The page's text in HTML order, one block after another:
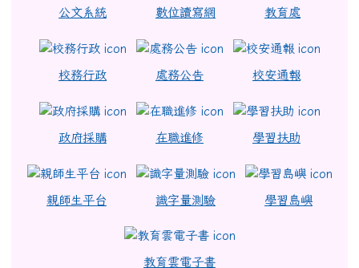
公文系統 數位讀寫網 教育處
校務行政 處務公告 校安通報
政府採購 在職進修 學習扶助
親師生平台 識字量測驗 學習島嶼
教育雲電子書